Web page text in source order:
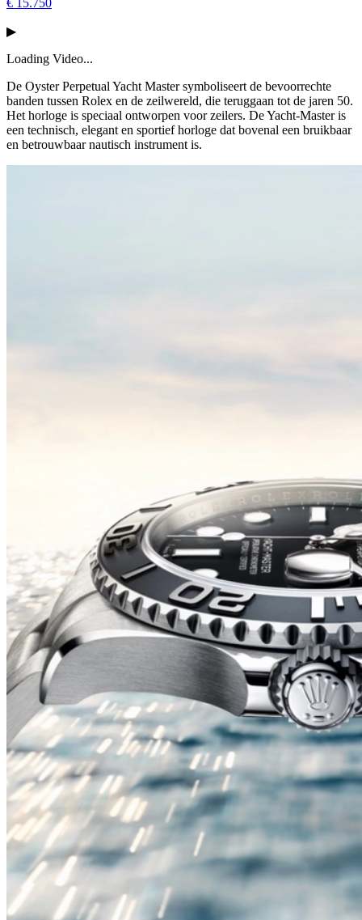
▶
Loading Video...
De Oyster Perpetual Yacht Master symboliseert de bevoorrechte
banden tussen Rolex en de zeilwereld, die teruggaan tot de jaren 50.
Het horloge is speciaal ontworpen voor zeilers. De Yacht-Master is
een technisch, elegant en sportief horloge dat bovenal een bruikbaar
en betrouwbaar nautisch instrument is.